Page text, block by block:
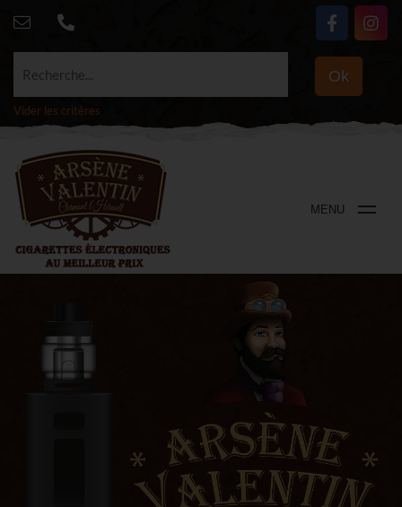
Recherche... Ok
Vider les critères
MENU